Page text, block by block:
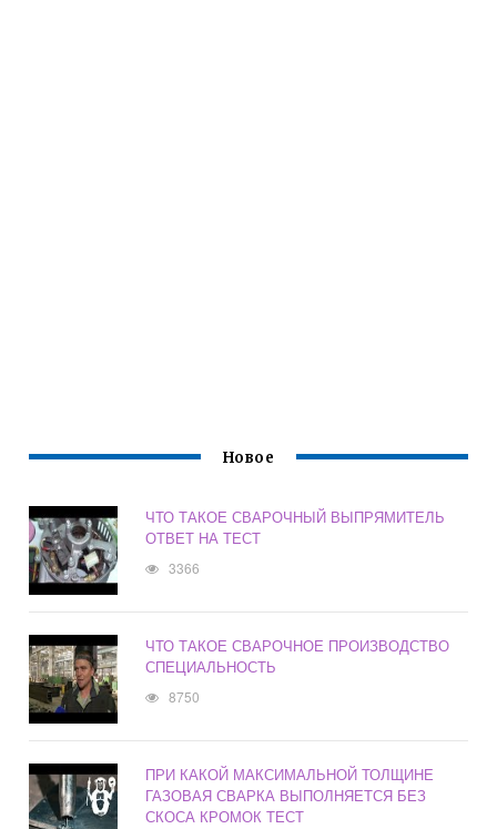
Новое
ЧТО ТАКОЕ СВАРОЧНЫЙ ВЫПРЯМИТЕЛЬ
ОТВЕТ НА ТЕСТ
3366
ЧТО ТАКОЕ СВАРОЧНОЕ ПРОИЗВОДСТВО
СПЕЦИАЛЬНОСТЬ
8750
ПРИ КАКОЙ МАКСИМАЛЬНОЙ ТОЛЩИНЕ
ГАЗОВАЯ СВАРКА ВЫПОЛНЯЕТСЯ БЕЗ
СКОСА КРОМОК ТЕСТ